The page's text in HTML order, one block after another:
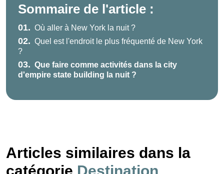
Sommaire de l'article :
01. Où aller à New York la nuit ?
02. Quel est l'endroit le plus fréquenté de New York
?
03. Que faire comme activités dans la city
d'empire state building la nuit ?
Articles similaires dans la